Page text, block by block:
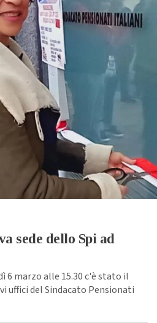
sede dello Spi ad
6 marzo alle 15.30 c'è stato il
uffici del Sindacato Pensionati